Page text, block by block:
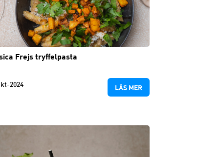
Frejs tryffelpasta
2024 LÄS MER